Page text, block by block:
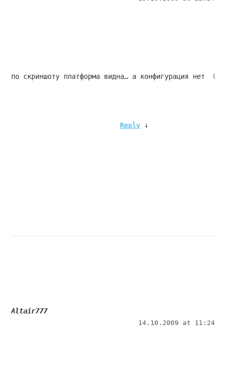
по скриншоту платформа видна… а конфигурация нет  😉
Reply ↓
Altair777
14.10.2009 at 11:24